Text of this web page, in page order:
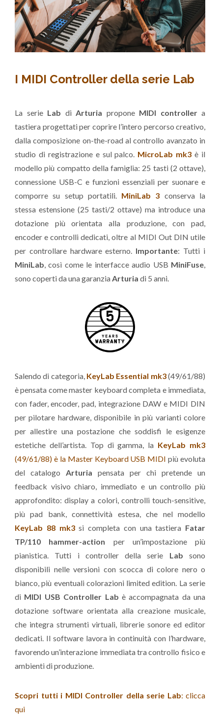
I MIDI Controller della serie Lab
La serie Lab di Arturia propone MIDI controllera
tastiera progettati per coprire l’intero percorso creativo,
dalla composizione on-the-road al controllo avanzato in
studio di registrazione e sul palco. MicroLab mk3 è il
modello più compatto della famiglia: 25 tasti (2 ottave),
connessione USB-C e funzioni essenziali per suonare e
comporre su setup portatili. MiniLab 3 conserva la
stessa estensione (25 tasti/2 ottave) ma introduce una
dotazione più orientata alla produzione, con pad,
encoder e controlli dedicati, oltre al MIDI Out DIN utile
per controllare hardware esterno. Importante: Tutti i
MiniLab, così come le interfacce audio USB MiniFuse,
sono coperti da una garanziaArturia di 5 anni.
Salendo di categoria, KeyLab Essential mk3(49/61/88)
è pensata come master keyboard completa e immediata,
con fader, encoder, pad, integrazione DAW e MIDI DIN
per pilotare hardware, disponibile in più varianti colore
per allestire una postazione che soddisfi le esigenze
estetiche dell’artista. Top di gamma, la KeyLab mk3
(49/61/88) è la Master Keyboard USB MIDI più evoluta
del catalogo Arturia pensata per chi pretende un
feedback visivo chiaro, immediato e un controllo più
approfondito: display a colori, controlli touch-sensitive,
più pad bank, connettività estesa, che nel modello
KeyLab 88 mk3si completa con una tastiera Fatar
TP/110 hammer-action per un’impostazione più
pianistica. Tutti i controller della serie Lab sono
disponibili nelle versioni con scocca di colore nero o
bianco, più eventuali colorazioni limited edition. La serie
di MIDI USB Controller Lab è accompagnata da una
dotazione software orientata alla creazione musicale,
che integra strumenti virtuali, librerie sonore ed editor
dedicati. Il software lavora in continuità con l’hardware,
favorendo un’interazione immediata tra controllo fisico e
ambienti di produzione.
Scopri tutti i MIDI Controller della serie Lab: clicca
qui